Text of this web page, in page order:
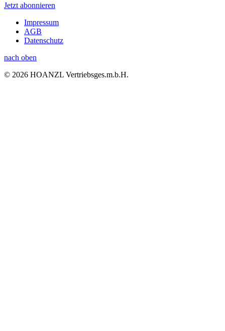
Jetzt abonnieren
Impressum
AGB
Datenschutz
nach oben
© 2026 HOANZL Vertriebsges.m.b.H.